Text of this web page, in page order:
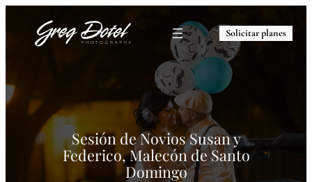
Solicitar planes
Sesión de Novios Susan y
Federico, Malecón de Santo
Domingo